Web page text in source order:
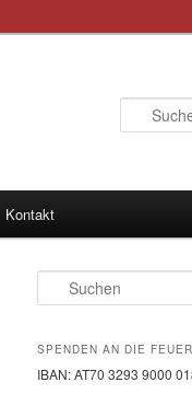
Kontakt
Suchen
SPENDEN AN DIE
IBAN: AT70 3293 9000